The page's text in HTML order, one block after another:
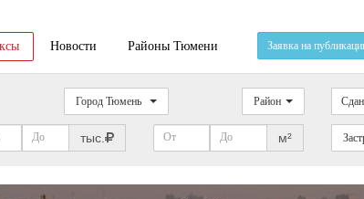
Новости Районы Тюмени Заявка на
Город Тюмень Район Сдан
тыс. м²